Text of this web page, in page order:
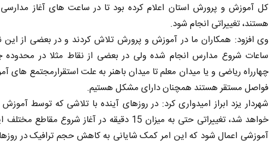
کل آموزش و پرورش استان اعلام کرده بود تا در ساعت های آغاز
هستند، تغییراتی انجام شود.
وی افزود: همکاران ما در آموزش و پرورش تلاش کردند و در بعضی از این
ساعات شروع مدارس انجام شده ولی در بعضی از نقاط مثلا در محدوده
چهارراه ریاضی و یا میدان معلم تا میدان باهنر به علت استقرارمجتمع های
فواصل مستقر هستند همچنان دارای مشکل هستیم.
شهردار یزد ابراز امیدواری کرد: در روزهای آینده با تلاشی که توسط
خواهد شد، تغییراتی حتی به میزان 15 دقیقه در آغاز شروع
آموزشی اعمال شود که این امر کمک شایانی به کاهش حجم ترافیک در